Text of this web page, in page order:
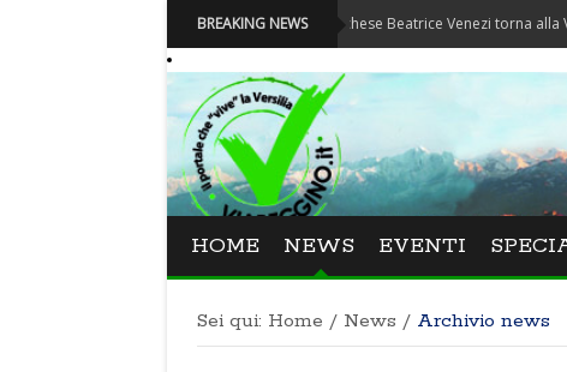
BREAKING NEWS
La Versiliana - La direttrice lucchese Beatrice Venezi torna alla Versiliana
HOME NEWS EVENTI
Sei qui: Home / News / Archivio news